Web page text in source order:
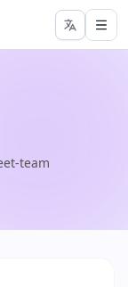
team